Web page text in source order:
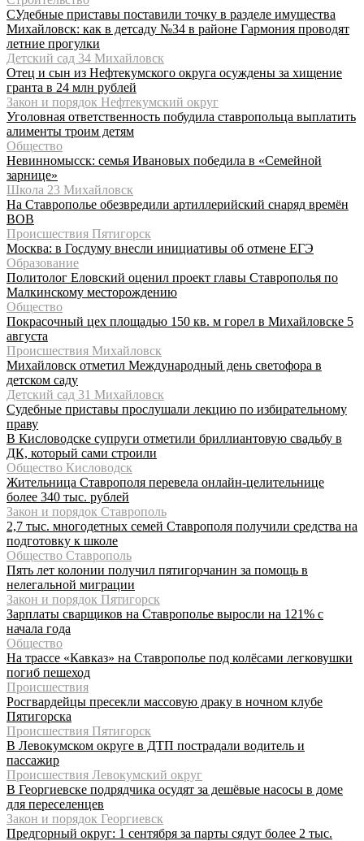
СУдебные приставы поставили точку в разделе имущества
Михайловск: как в детсаду №34 в районе Гармония проводят
летние прогулки
Детский сад 34 Михайловск
Отец и сын из Нефтекумского округа осуждены за хищение
гранта в 24 млн рублей
Закон и порядок Нефтекумский округ
Уголовная ответственность побудила ставропольца выплатить
алименты троим детям
Общество
Невинномысск: семья Ивановых победила в «Семейной
зарнице»
Школа 23 Михайловск
На Ставрополье обезвредили артиллерийский снаряд времён
ВОВ
Происшествия Пятигорск
Москва: в Госдуму внесли инициативы об отмене ЕГЭ
Образование
Политолог Еловский оценил проект главы Ставрополья по
Малкинскому месторождению
Общество
Покрасочный цех площадью 150 кв. м горел в Михайловске 5
августа
Происшествия Михайловск
Михайловск отметил Международный день светофора в
детском саду
Детский сад 31 Михайловск
Судебные приставы прослушали лекцию по избирательному
праву
В Кисловодске супруги отметили бриллиантовую свадьбу в
ДК, который сами строили
Общество Кисловодск
Жительница Ставрополя перевела онлайн-целительнице
более 340 тыс. рублей
Закон и порядок Ставрополь
2,7 тыс. многодетных семей Ставрополя получили средства на
подготовку к школе
Общество Ставрополь
Пять лет колонии получил пятигорчанин за помощь в
нелегальной миграции
Закон и порядок Пятигорск
Зарплаты сварщиков на Ставрополье выросли на 121% с
начала года
Общество
На трассе «Кавказ» на Ставрополье под колёсами легковушки
погиб пешеход
Происшествия
Росгвардейцы пресекли массовую драку в ночном клубе
Пятигорска
Происшествия Пятигорск
В Левокумском округе в ДТП пострадали водитель и
пассажир
Происшествия Левокумский округ
В Георгиевске подрядчика осудят за дешёвые насосы в доме
для переселенцев
Закон и порядок Георгиевск
Предгорный округ: 1 сентября за парты сядут более 2 тыс.